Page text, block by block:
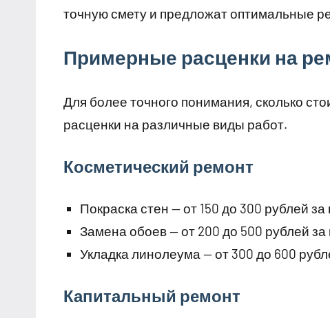
точную смету и предложат оптимальные
Примерные расценки на
Для более точного понимания, сколько
расценки на различные виды работ.
Косметический ремонт
Покраска стен — от 150 до 300 рублей
Замена обоев — от 200 до 500 рублей
Укладка линолеума — от 300 до 600
Капитальный ремонт